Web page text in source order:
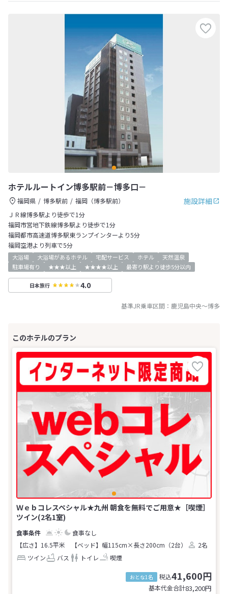
ホテルルートイン博多駅前－博多口－
施設詳細
福岡県 博多駅前
福岡（博多駅前）
ＪＲ線博多駅より徒歩で1分
福岡市営地下鉄線博多駅より徒歩で1分
福岡都市高速道博多駅東ランプインターより5分
福岡空港より列車で5分
大浴場 大浴場があるホテル 宅配サービス ホテル
天然温泉
駐車場有り
★★★以上 ★★★★以上 最寄り駅より徒歩5分以内
日本旅行 4.0
基準JR乗車区間： 鹿児島中央～博多
Ｗｅｂコレスペシャル★九州 朝食を無料でご用意★［喫煙］
ツイン(2名1室)
食事なし
【広さ】16.5平米
【ベッド】幅115cm×長さ200cm（2台）
2名
ツイン
バス トイレ 喫煙
おとな1名 税込41,600円
基本代金合計83,200円